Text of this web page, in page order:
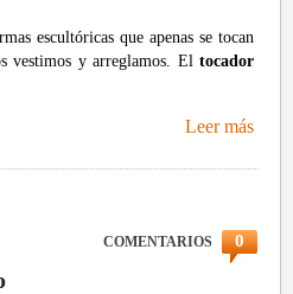
escultóricas que apenas se tocan
vestimos y arreglamos. El tocador
Leer más
0
COMENTARIOS